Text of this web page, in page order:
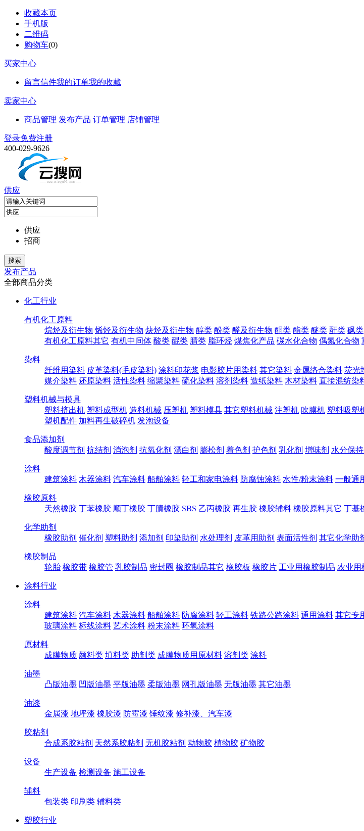
收藏本页
手机版
二维码
购物车(0)
买家中心
留言信件我的订单我的收藏
卖家中心
商品管理 发布产品 订单管理 店铺管理
登录免费注册
400-029-9626
供应
供应
招商
发布产品
全部商品分类
化工行业
有机化工原料
烷烃及衍生物 烯烃及衍生物 炔烃及衍生物 醇类 酚类 醛及衍生物 酮类 酯类 醚类 酐类 砜类
有机化工原料其它 有机中间体 酸类 醌类 腈类 脂环烃 煤焦化产品 碳水化合物 偶氮化合物
染料
纤维用染料 皮革染料(毛皮染料) 涂料印花浆 电影胶片用染料 其它染料 金属络合染料 荧光
媒介染料 还原染料 活性染料 缩聚染料 硫化染料 溶剂染料 造纸染料 木材染料 直接混纺染
塑料机械与模具
塑料挤出机 塑料成型机 造料机械 压塑机 塑料模具 其它塑料机械 注塑机 吹膜机 塑料吸塑
塑机配件 加料再生破碎机 发泡设备
食品添加剂
酸度调节剂 抗结剂 消泡剂 抗氧化剂 漂白剂 膨松剂 着色剂 护色剂 乳化剂 增味剂 水分保持
涂料
建筑涂料 木器涂料 汽车涂料 船舶涂料 轻工和家电涂料 防腐蚀涂料 水性/粉末涂料 一般通
橡胶原料
天然橡胶 丁苯橡胶 顺丁橡胶 丁腈橡胶 SBS 乙丙橡胶 再生胶 橡胶辅料 橡胶原料其它 丁基
化学助剂
橡胶助剂 催化剂 塑料助剂 添加剂 印染助剂 水处理剂 皮革用助剂 表面活性剂 其它化学助
橡胶制品
轮胎 橡胶带 橡胶管 乳胶制品 密封圈 橡胶制品其它 橡胶板 橡胶片 工业用橡胶制品 农业用
涂料行业
涂料
建筑涂料 汽车涂料 木器涂料 船舶涂料 防腐涂料 轻工涂料 铁路公路涂料 通用涂料 其它专
玻璃涂料 标线涂料 艺术涂料 粉末涂料 环氧涂料
原材料
成膜物质 颜料类 填料类 助剂类 成膜物质用原材料 溶剂类 涂料
油墨
凸版油墨 凹版油墨 平版油墨 柔版油墨 网孔版油墨 无版油墨 其它油墨
油漆
金属漆 地坪漆 橡胶漆 防霉漆 锤纹漆 修补漆、汽车漆
胶粘剂
合成系胶粘剂 天然系胶粘剂 无机胶粘剂 动物胶 植物胶 矿物胶
设备
生产设备 检测设备 施工设备
辅料
包装类 印刷类 辅料类
塑胶行业